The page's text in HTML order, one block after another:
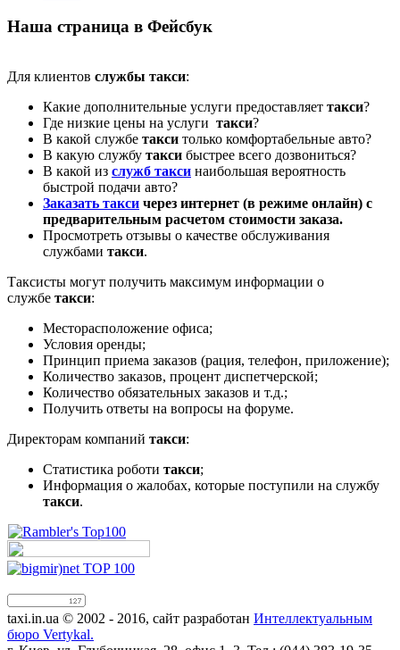
Наша страница в Фейсбук
Для клиентов службы такси:
Какие дополнительные услуги предоставляет такси?
Где низкие цены на услуги такси?
В какой службе такси только комфортабельные авто?
В какую службу такси быстрее всего дозвониться?
В какой из служб такси наибольшая вероятность
быстрой подачи авто?
Заказать такси через интернет (в режиме онлайн) с
предварительным расчетом стоимости заказа.
Просмотреть отзывы о качестве обслуживания
службами такси.
Таксисты могут получить максимум информации о
службе такси:
Месторасположение офиса;
Условия оренды;
Принцип приема заказов (рация, телефон, приложение);
Количество заказов, процент диспетчерской;
Количество обязательных заказов и т.д.;
Получить ответы на вопросы на форуме.
Директорам компаний такси:
Статистика роботи такси;
Информация о жалобах, которые поступили на службу
такси.
taxi.in.ua © 2002 - 2016, сайт разработан Интеллектуальным
бюро Vertykal.